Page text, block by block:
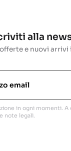
alla
e nuovi arrivi
in ogni momenti.
note legali.